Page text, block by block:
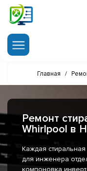
Главная /
Ремонт
Whirlpool в
Каждая
для инженера